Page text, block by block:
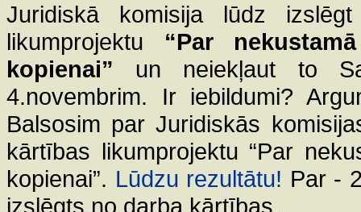
Juridiskā komisija lūdz
likumprojektu “Par
kopienai” un neiekļaut to
4.novembrim. Ir iebildumi?
Balsosim par Juridiskās
kārtības likumprojektu “Par
kopienai”. Lūdzu rezultātu! Par -
izslēgts no darba kārtības.